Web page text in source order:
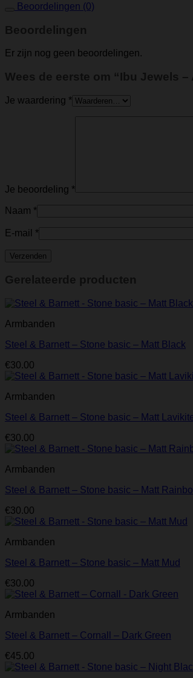
Beoordelingen (0)
Beoordelingen
Er zijn nog geen beoordelingen.
Wees de eerste om “Ibu Jewels
Je waardering *
Je beoordeling *
Naam *
E-mail *
Gerelateerde producten
Armbanden
Steel & Barnett – Stone basic – Matt Black
€30.00
Armbanden
Steel & Barnett – Stone basic – Matt
€30.00
Armbanden
Steel & Barnett – Stone basic – Matt
€30.00
Armbanden
Steel & Barnett – Stone basic – Matt Mud
€30.00
Armbanden
Steel & Barnett – Cornall – Dark Green
€45.00